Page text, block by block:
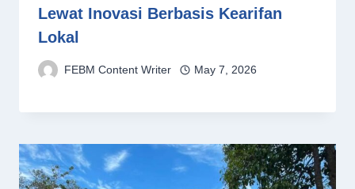
Lewat Inovasi Berbasis Kearifan
Lokal
FEBM Content Writer May 7, 2026